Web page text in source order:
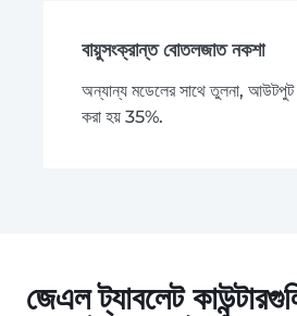
বায়ুসংক্রান্ত বোতলজাত নকশা
অন্যান্য মডেলের সাথে তুলনা, আউটপুট
করা হয় 35%.
জেএল ট্যাবলেট